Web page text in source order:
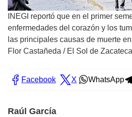
INEGI reportó que en el primer
enfermedades del corazón y los
las principales causas de muerte
Flor Castañeda / El Sol de
Facebook X WhatsApp
Raúl García